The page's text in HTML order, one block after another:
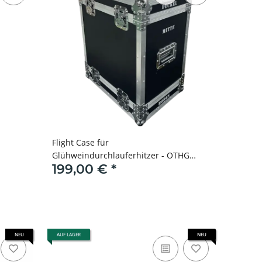
Flight Case für
Glühweindurchlauferhitzer - OTHG
Transportbox
199,00 € *
NEU NEU
AUF LAGER